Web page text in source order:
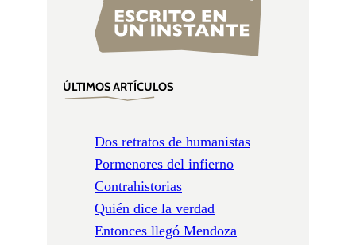
ÚLTIMOS ARTÍCULOS
Dos retratos de humanistas
Pormenores del infierno
Contrahistorias
Quién dice la verdad
Entonces llegó Mendoza